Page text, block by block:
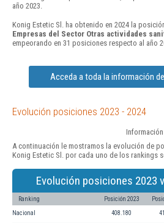
año 2023.
Konig Estetic Sl. ha obtenido en 2024 la
Empresas del Sector Otras actividades
empeorando en 31 posiciones respecto al año
Acceda a toda la información
Evolución posiciones 2023 - 2024
A continuación le mostramos la evolución de
Konig Estetic Sl. por cada uno de los rankings
Evolución posiciones 2023
Ranking Posición 2023
Nacional 408.180